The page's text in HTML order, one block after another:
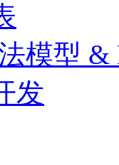
模型 &
发